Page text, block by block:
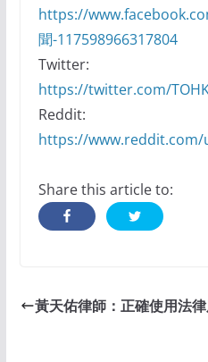
https://
聞-117598966317804
Twitter:
https://twitter.com/
Reddit:
https://www.reddit.com/
Share this article to:
黃天佑律師：正確使用法